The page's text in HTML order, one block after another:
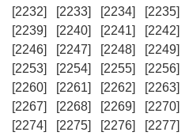
[2232]
[2233] [2234] [2235]
[2239]
[2240] [2241] [2242]
[2246]
[2247] [2248] [2249]
[2253]
[2254] [2255] [2256]
[2260]
[2261] [2262] [2263]
[2267]
[2268] [2269] [2270]
[2274]
[2275] [2276] [2277]